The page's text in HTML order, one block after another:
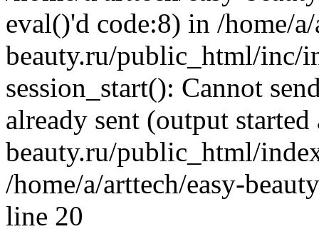
eval()'d code:8) in /home/
beauty.ru/public_html/inc/
session_start(): Cannot
already sent (output
beauty.ru/public_html/
/home/a/arttech/easy-
line 20